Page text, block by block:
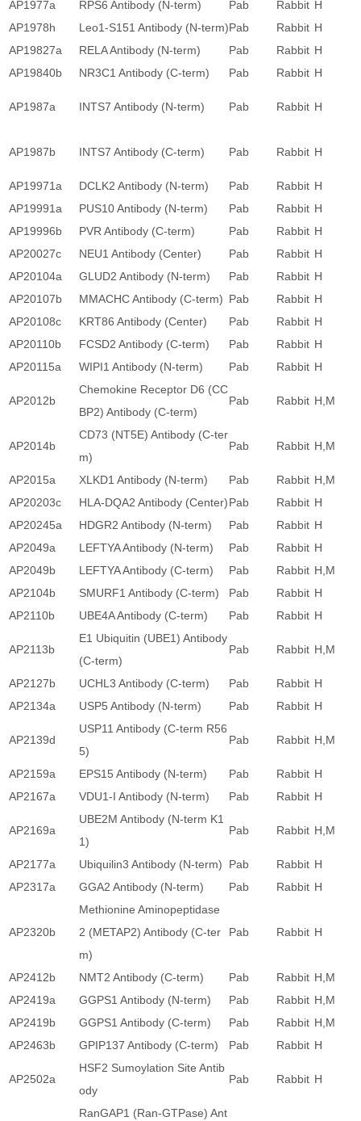
AP1977a RPS6 Antibody (N-term) Pab Rabbit H
AP1978h
Leo1-S151 Antibody (N-term)Pab Rabbit H
AP19827a
RELA Antibody (N-term) Pab Rabbit H
AP19840b
NR3C1 Antibody (C-term) Pab Rabbit H
AP1987a INTS7 Antibody (N-term) Pab Rabbit H
AP1987b INTS7 Antibody (C-term) Pab Rabbit H
AP19971a DCLK2 Antibody (N-term) Pab Rabbit H
AP19991a
PUS10 Antibody (N-term) Pab Rabbit H
AP19996b
PVR Antibody (C-term) Pab Rabbit H
AP20027c
NEU1 Antibody (Center) Pab Rabbit H
AP20104a
GLUD2 Antibody (N-term) Pab Rabbit H
AP20107b
MMACHC Antibody (C-term) Pab Rabbit H
AP20108c
KRT86 Antibody (Center) Pab Rabbit H
AP20110b
FCSD2 Antibody (C-term) Pab Rabbit H
AP20115a
WIPI1 Antibody (N-term) Pab Rabbit H
AP2012b
Chemokine Receptor D6 (CC
BP2) Antibody (C-term)
Pab Rabbit H,M
AP2014b
CD73 (NT5E) Antibody (C-ter
m)
Pab Rabbit H,M
AP2015a XLKD1 Antibody (N-term) Pab Rabbit H,M
AP20203c
HLA-DQA2 Antibody (Center)Pab Rabbit H
AP20245a
HDGR2 Antibody (N-term) Pab Rabbit H
AP2049a
LEFTYA Antibody (N-term) Pab Rabbit H
AP2049b
LEFTYA Antibody (C-term) Pab Rabbit H,M
AP2104b
SMURF1 Antibody (C-term) Pab Rabbit H
AP2110b
UBE4A Antibody (C-term) Pab Rabbit H
AP2113b
E1 Ubiquitin (UBE1) Antibody
(C-term)
Pab Rabbit H,M
AP2127b UCHL3 Antibody (C-term) Pab Rabbit H
AP2134a
USP5 Antibody (N-term) Pab Rabbit H
AP2139d
USP11 Antibody (C-term R56
5)
Pab Rabbit H,M
AP2159a EPS15 Antibody (N-term) Pab Rabbit H
AP2167a
VDU1-I Antibody (N-term) Pab Rabbit H
AP2169a
UBE2M Antibody (N-term K1
1)
Pab Rabbit H,M
AP2177a Ubiquilin3 Antibody (N-term) Pab Rabbit H
AP2317a
GGA2 Antibody (N-term) Pab Rabbit H
AP2320b
Methionine Aminopeptidase
2 (METAP2) Antibody (C-ter
m)
Pab Rabbit H
AP2412b NMT2 Antibody (C-term) Pab Rabbit H,M
AP2419a
GGPS1 Antibody (N-term) Pab Rabbit H,M
AP2419b
GGPS1 Antibody (C-term) Pab Rabbit H,M
AP2463b
GPIP137 Antibody (C-term) Pab Rabbit H
AP2502a
HSF2 Sumoylation Site Antib
ody
Pab Rabbit H
RanGAP1 (Ran-GTPase) Ant